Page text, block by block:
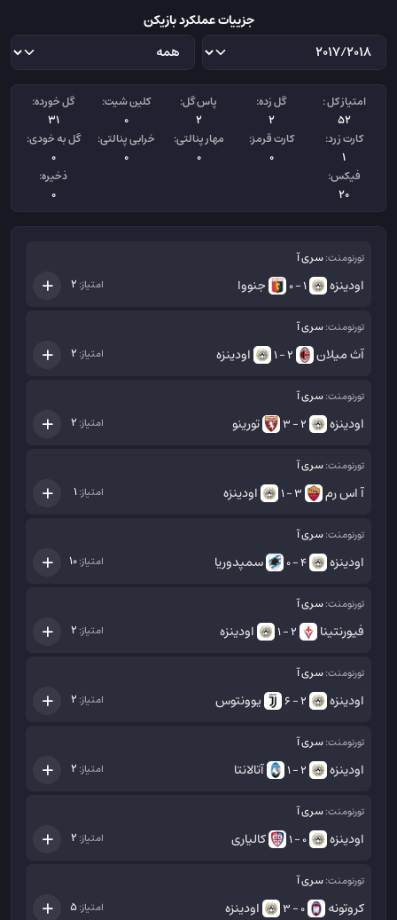
جزییات عملکرد بازیکن
امتیاز کل :
52
گل زده:
2
پاس گل:
2
کلین شیت:
0
گل خورده:
31
کارت زرد:
1
کارت قرمز:
0
مهار پنالتی:
0
خرابی پنالتی:
0
گل به خودی:
0
فیکس:
20
ذخیره:
0
تورنومنت:سری آ
اودینزه 1 - 0 جنووا امتیاز: 2
تورنومنت:سری آ
آث میلان 2 - 1 اودینزه امتیاز: 2
تورنومنت:سری آ
اودینزه 2 - 3 تورینو امتیاز: 2
تورنومنت:سری آ
آ اس رم 3 - 1 اودینزه امتیاز:1
تورنومنت:سری آ
اودینزه 4 - 0 سمپدوریا امتیاز:10
تورنومنت:سری آ
فیورنتینا 2 - 1 اودینزه امتیاز: 2
تورنومنت:سری آ
اودینزه 2 - 6 یوونتوس امتیاز: 2
تورنومنت:سری آ
اودینزه 2 - 1 آتالانتا امتیاز: 2
تورنومنت:سری آ
اودینزه 0 - 1 کالیاری امتیاز: 2
تورنومنت:سری آ
کروتونه 0 - 3 اودینزه امتیاز:5